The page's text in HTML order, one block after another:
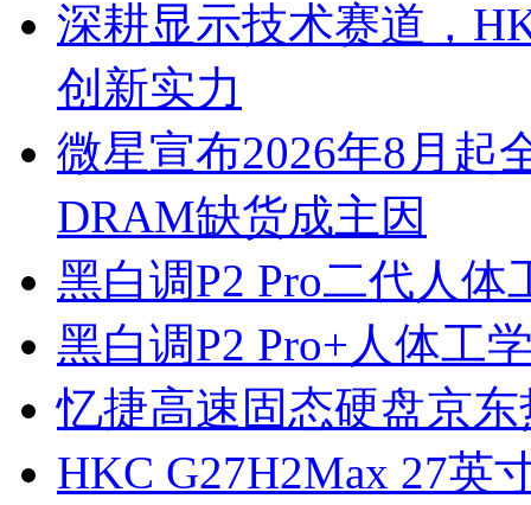
深耕显示技术赛道，
创新实力
微星宣布2026年8月起
DRAM缺货成主因
黑白调P2 Pro二代人体
黑白调P2 Pro+人体工
忆捷高速固态硬盘京
HKC G27H2Max 27英